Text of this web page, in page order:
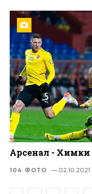
Арсенал - Химки
104 ФОТО — 02.10.2021